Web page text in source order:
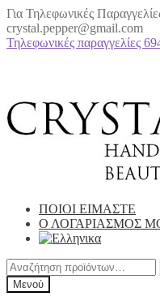
Για Τηλεφωνικές
crystal.pepper@gmail.com
Τηλεφωνικές παραγγελίες
πλοήγηση
ΠΟΙΟΙ ΕΙΜΑΣΤΕ
Ο ΛΟΓΑΡΙΑΣΜΟΣ
Αναζήτηση
για:Μενού